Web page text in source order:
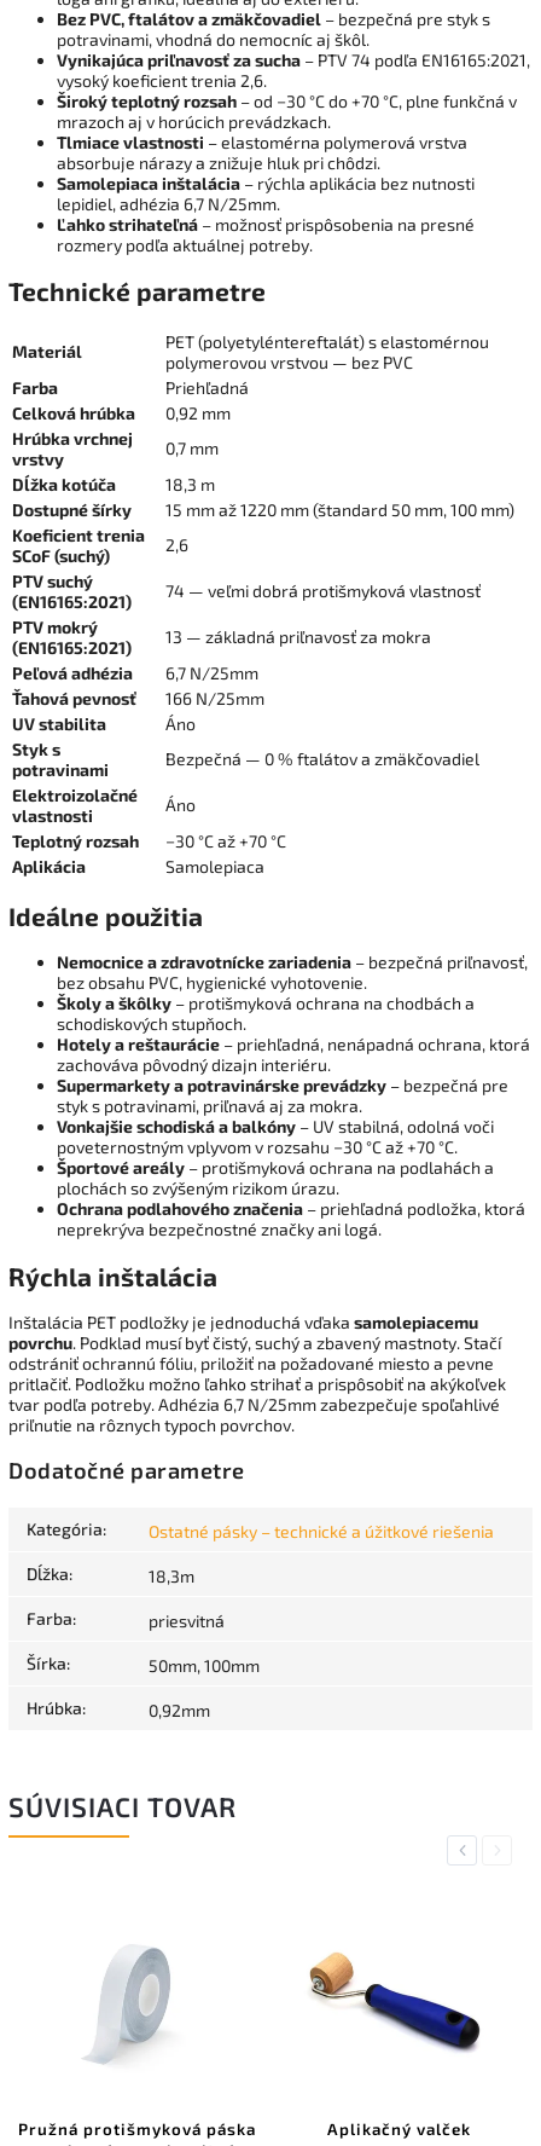
Bez PVC, ftalátov a zmäkčovadiel – bezpečná pre styk s
potravinami, vhodná do nemocníc aj škôl.
Vynikajúca priľnavosť za sucha – PTV 74 podľa EN16165:2021,
vysoký koeficient trenia 2,6.
Široký teplotný rozsah – od −30 °C do +70 °C, plne funkčná v
mrazoch aj v horúcich prevádzkach.
Tlmiace vlastnosti – elastomérna polymerová vrstva
absorbuje nárazy a znižuje hluk pri chôdzi.
Samolepiaca inštalácia – rýchla aplikácia bez nutnosti
lepidiel, adhézia 6,7 N/25mm.
Ľahko strihateľná – možnosť prispôsobenia na presné
rozmery podľa aktuálnej potreby.
Technické parametre
Materiál
PET (polyetyléntereftalát) s elastomérnou
polymerovou vrstvou — bez PVC
Farba
Priehľadná
Celková hrúbka
0,92 mm
Hrúbka vrchnej
vrstvy
0,7 mm
Dĺžka kotúča
18,3 m
Dostupné šírky
15 mm až 1220 mm (štandard 50 mm, 100 mm)
Koeficient trenia
SCoF (suchý)
2,6
PTV suchý
(EN16165:2021)
74 — veľmi dobrá protišmyková vlastnosť
PTV mokrý
(EN16165:2021)
13 — základná priľnavosť za mokra
Peľová adhézia
6,7 N/25mm
Ťahová pevnosť
166 N/25mm
UV stabilita
Áno
Styk s
potravinami
Bezpečná — 0 % ftalátov a zmäkčovadiel
Elektroizolačné
vlastnosti
Áno
Teplotný rozsah
−30 °C až +70 °C
Aplikácia
Samolepiaca
Ideálne použitia
Nemocnice a zdravotnícke zariadenia – bezpečná priľnavosť,
bez obsahu PVC, hygienické vyhotovenie.
Školy a škôlky – protišmyková ochrana na chodbách a
schodiskových stupňoch.
Hotely a reštaurácie – priehľadná, nenápadná ochrana, ktorá
zachováva pôvodný dizajn interiéru.
Supermarkety a potravinárske prevádzky – bezpečná pre
styk s potravinami, priľnavá aj za mokra.
Vonkajšie schodiská a balkóny – UV stabilná, odolná voči
poveternostným vplyvom v rozsahu −30 °C až +70 °C.
Športové areály – protišmyková ochrana na podlahách a
plochách so zvýšeným rizikom úrazu.
Ochrana podlahového značenia – priehľadná podložka, ktorá
neprekrýva bezpečnostné značky ani logá.
Rýchla inštalácia
Inštalácia PET podložky je jednoduchá vďaka samolepiacemu
povrchu. Podklad musí byť čistý, suchý a zbavený mastnoty. Stačí
odstrániť ochrannú fóliu, priložiť na požadované miesto a pevne
pritlačiť. Podložku možno ľahko strihať a prispôsobiť na akýkoľvek
tvar podľa potreby. Adhézia 6,7 N/25mm zabezpečuje spoľahlivé
priľnutie na rôznych typoch povrchov.
Dodatočné parametre
Kategória: Ostatné pásky – technické a úžitkové riešenia
Dĺžka: 18,3m
Farba: priesvitná
Šírka: 50mm, 100mm
Hrúbka: 0,92mm
SÚVISIACI TOVAR
Previous
Pružná protišmyková páska
Aplikačný valček
Next